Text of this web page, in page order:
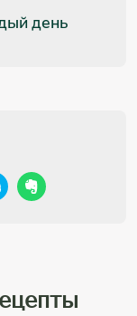
день